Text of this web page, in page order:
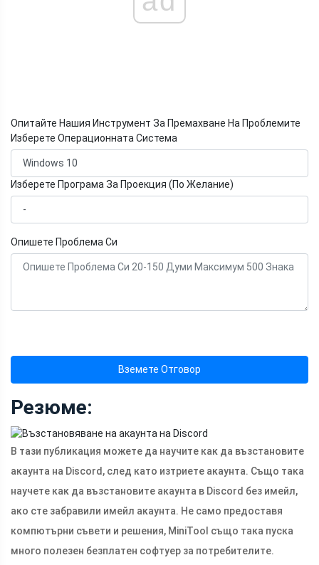
Опитайте Нашия Инструмент За Премахване На Проблемите
Изберете Операционната Система
Изберете Програма За Проекция (По Желание)
Опишете Проблема Си
Вземете Отговор
Резюме:
В тази публикация можете да научите как да възстановите
акаунта на Discord, след като изтриете акаунта. Също така
научете как да възстановите акаунта в Discord без имейл,
ако сте забравили имейл акаунта. Не само предоставя
компютърни съвети и решения, MiniTool също така пуска
много полезен безплатен софтуер за потребителите.